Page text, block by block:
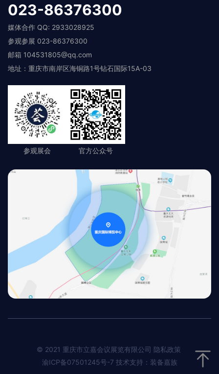
023-86376300
媒体合作 QQ: 2933028925
参观参展 023-86376300
邮箱 104531805@qq.com
地址：重庆市南岸区海铜路1号钻石国际15A-03
参观展会 官方公众号
© 2021 重庆市立嘉会议展览有限公司 隐私政策
渝ICP备07501245号-7 技术支持：装备嘉族